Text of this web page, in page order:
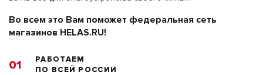
01
РАБОТАЕМ
ПО ВСЕЙ РОССИИ
Во всем это Вам поможет федеральная сеть
магазинов HELAS.RU!